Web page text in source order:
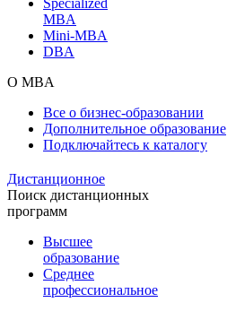
MBA
Mini-MBA
DBA
О MBA
Все о бизнес-образовании
Дополнительное образование
Подключайтесь к каталогу
Дистанционное
Поиск дистанционных
программ
Высшее
образование
Среднее
профессиональное